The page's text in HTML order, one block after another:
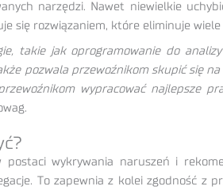
narzędzi. Nawet niewielkie
się rozwiązaniem, które eliminuje
takie jak oprogramowanie do
pozwala przewoźnikom skupić się
wypracować najlepsze
wykrywania naruszeń i
To zapewnia z kolei zgodność z